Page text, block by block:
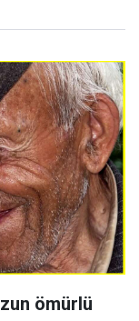
ömürlü